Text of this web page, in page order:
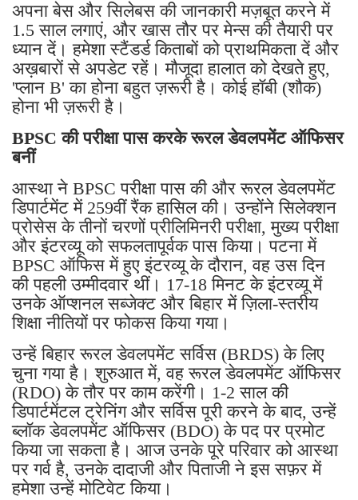
अपना बेस और सिलेबस की जानकारी मज़बूत करने में
1.5 साल लगाएं, और खास तौर पर मेन्स की तैयारी पर
ध्यान दें। हमेशा स्टैंडर्ड किताबों को प्राथमिकता दें और
अख़बारों से अपडेट रहें। मौजूदा हालात को देखते हुए,
'प्लान B' का होना बहुत ज़रूरी है। कोई हॉबी (शौक)
होना भी ज़रूरी है।
BPSC की परीक्षा पास करके रूरल डेवलपमेंट ऑफिसर
बनीं
आस्था ने BPSC परीक्षा पास की और रूरल डेवलपमेंट
डिपार्टमेंट में 259वीं रैंक हासिल की। ​​उन्होंने सिलेक्शन
प्रोसेस के तीनों चरणों प्रीलिमिनरी परीक्षा, मुख्य परीक्षा
और इंटरव्यू को सफलतापूर्वक पास किया। पटना में
BPSC ऑफिस में हुए इंटरव्यू के दौरान, वह उस दिन
की पहली उम्मीदवार थीं। 17-18 मिनट के इंटरव्यू में
उनके ऑप्शनल सब्जेक्ट और बिहार में ज़िला-स्तरीय
शिक्षा नीतियों पर फोकस किया गया।
उन्हें बिहार रूरल डेवलपमेंट सर्विस (BRDS) के लिए
चुना गया है। शुरुआत में, वह रूरल डेवलपमेंट ऑफिसर
(RDO) के तौर पर काम करेंगी। 1-2 साल की
डिपार्टमेंटल ट्रेनिंग और सर्विस पूरी करने के बाद, उन्हें
ब्लॉक डेवलपमेंट ऑफिसर (BDO) के पद पर प्रमोट
किया जा सकता है। आज उनके पूरे परिवार को आस्था
पर गर्व है, उनके दादाजी और पिताजी ने इस सफ़र में
हमेशा उन्हें मोटिवेट किया।